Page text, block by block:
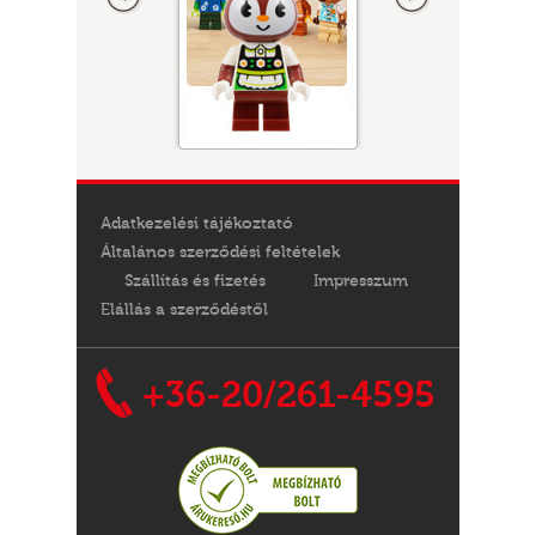
Adatkezelési tájékoztató
Általános szerződési feltételek
Szállítás és fizetés
Impresszum
Elállás a szerződéstől
+36-20/261-4595